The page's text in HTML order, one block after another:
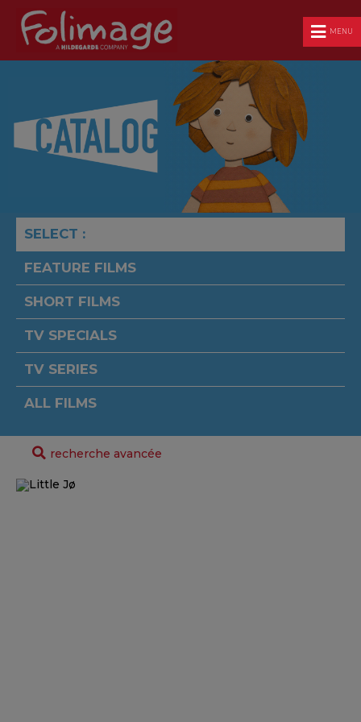
MENU
SELECT :
FEATURE FILMS
SHORT FILMS
TV SPECIALS
TV SERIES
ALL FILMS
recherche avancée